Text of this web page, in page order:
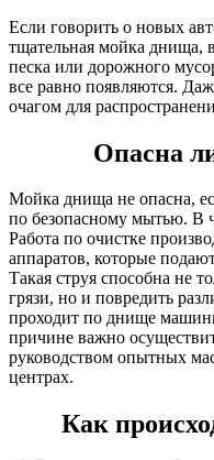
Если говорить о новых
тщательная мойка днища,
песка или дорожного
все равно появляются.
очагом для
Опасна
Мойка днища не опасна,
по безопасному мытью. В
Работа по очистке
аппаратов, которые
Такая струя способна не
грязи, но и повредить
проходит по днище
причине важно
руководством опытных
центрах.
Как